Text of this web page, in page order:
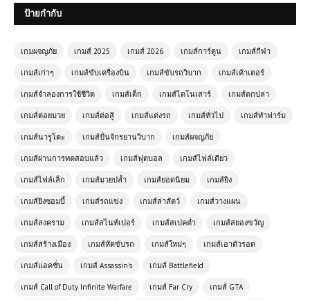
(PC) Farmer’s Life เกมจำลอง
(PC) METAL GEAR SOLID V:
GROUND ZEROES | Free
โหลดเกมส์ (PC) Red Dead-
Redemption ภาค 2 | ไฟล์เดียวเล่นได้
Download
(PC) Tom Clancy’s Ghost Recon
Wildlands Free Download
ป้ายกำกับ
เกมผจญภัย เกมส์ 2025 เกมส์ 2026 เกมส์การ์ตูน เกมส์กีฬา
เกมส์เก่าๆ เกมส์ขับเครื่องบิน เกมส์ขับรถวิบาก เกมส์เค้าเตอร์
เกมส์จำลองการใช้ชีวิต เกมส์เด็ก เกมส์ไดโนเสาร์ เกมส์ตกปลา
เกมส์ต่อยมวย เกมส์ต่อสู้ เกมส์แต่งรถ เกมส์ทั่วไป เกมส์ทำฟาร์ม
เกมส์นารูโตะ เกมส์ปั่นจักรยานวิบาก เกมส์ผจญภัย
เกมส์ผ่านการทดสอบแล้ว เกมส์ฟุตบอล เกมส์ไฟล์เดียว
เกมส์ไฟล์เล็ก เกมส์มวยปล้ำ เกมส์ยอดนิยม เกมส์ยิง
เกมส์ยิงซอมบี้ เกมส์รถแข่ง เกมส์ล่าสัตว์ เกมส์วางแผน
เกมส์สงคราม เกมส์สไนท์เปอร์ เกมส์สเปคต่ำ เกมส์สยองขวัญ
เกมส์สร้างเมือง เกมส์หัดขับรถ เกมส์ใหม่ๆ เกมส์เอาตัวรอด
เกมส์แอคชั่น เกมส์ Assassin's เกมส์ Battlefield
เกมส์ Call of Duty Infinite Warfare เกมส์ Far Cry เกมส์ GTA